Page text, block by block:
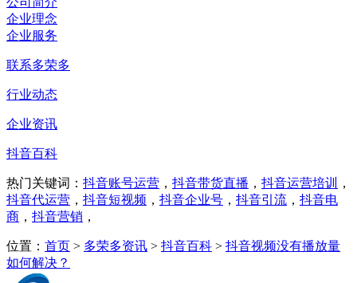
企业理念
企业服务
联系多荣多
行业动态
企业资讯
抖音百科
热门关键词： 抖音账号运营 ， 抖音带货直播 ， 抖音运营培训
，
抖音代运营 ， 抖音短视频 ， 抖音企业号 ， 抖音引流 ， 抖音电
商 ， 抖音营销 ，
位置： 首页 > 多荣多资讯 > 抖音百科 > 抖音视频没有播放量
如何解决？